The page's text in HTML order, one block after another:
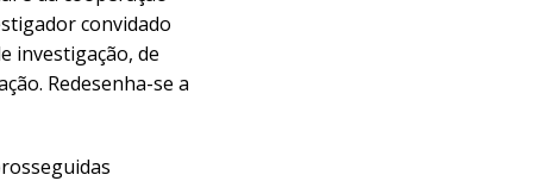
convidado
investigação, de
Redesenha-se a